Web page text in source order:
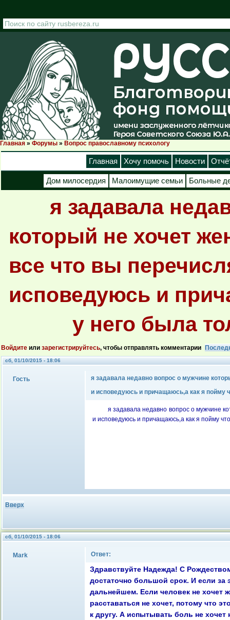
Вы здесь
Главная » Форумы » Вопрос православному психологу
Главная Хочу помочь Новости
Дом милосердия Малоимущие семьи Больные
я задавала
который не хочет
все что вы
исповедуюсь и
у него была
Войдите или зарегистрируйтесь, чтобы отправлять комментарии
сб, 01/10/2015 - 18:06
Гость
я задавала недавно вопрос о мужчине
и исповедуюсь и причащаюсь,а как я пойму
я задавала недавно вопрос о мужчине
и исповедуюсь и причащаюсь,а как я пойму
Вверх
сб, 01/10/2015 - 18:06
Mark Ответ:
Здравствуйте Надежда! С
достаточно большой срок. И если за
дальнейшем. Если человек не хочет
расставаться не хочет, потому что
к другу. А испытывать боль не